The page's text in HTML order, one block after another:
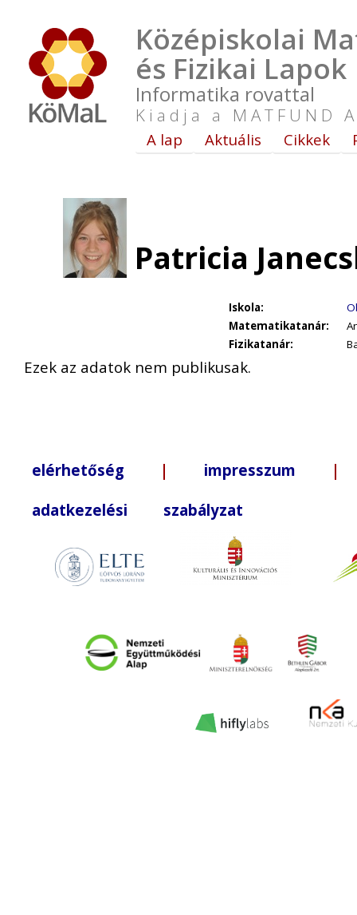
Középiskolai
és Fizikai Lapok
Informatika rovattal
Kiadja a MATFUND
A lap Aktuális Cikkek
Patricia
Iskola:
Matematikatanár:
Fizikatanár:
Ezek az adatok nem publikusak.
elérhetőség | impresszum |
adatkezelési szabályzat